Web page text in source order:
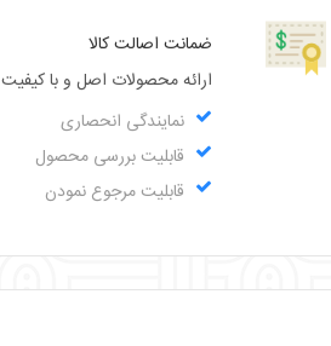
ضمانت اصالت کالا
ارائه محصولات اصل و با کیفیت
نمایندگی انحصاری
قابلیت بررسی محصول
قابلیت مرجوع نمودن